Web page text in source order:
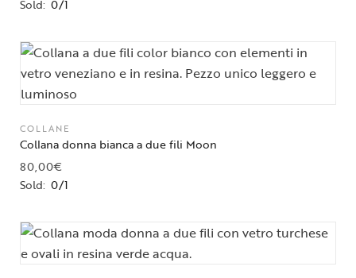
Sold: 0/1
COLLANE
Collana donna bianca a due fili Moon
80,00€
Sold: 0/1